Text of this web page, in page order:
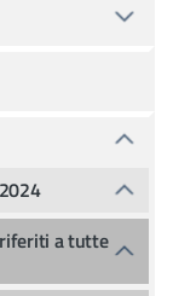
a tutte